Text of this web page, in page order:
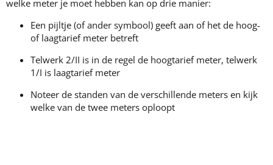
welke meter je moet hebben kan op drie manier:
Een pijltje (of ander symbool) geeft aan of het de hoog-
of laagtarief meter betreft
Telwerk 2/II is in de regel de hoogtarief meter, telwerk
1/I is laagtarief meter
Noteer de standen van de verschillende meters en kijk
welke van de twee meters oploopt